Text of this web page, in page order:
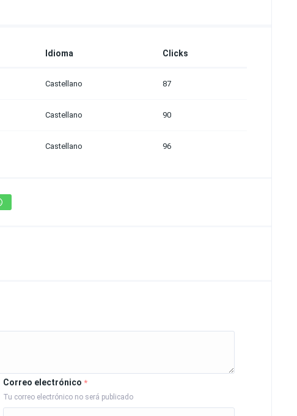
Idioma Clicks
Castellano 87
Castellano 90
Castellano 96
Correo electrónico *
Tu correo electrónico no será publicado